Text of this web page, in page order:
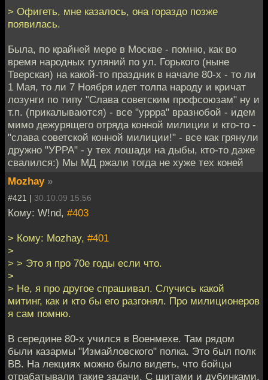
> Офигеть, мне казалось, она гораздо позже
появилась.
Была, по крайней мере в Москве - помню, как во
время народных гуляний по ул. Горького (ныне
Тверская) на какой-то праздник в начале 80-х - то ли
1 Мая, то ли 7 Ноября идет толпа народу и кричат
лозунги по типу "Слава советским профсоюзам" ну и
т.п. (прикалываются) - все "уррра" вразнобой - идем
мимо дежурящего отряда конной милиции и кто-то -
"слава советской конной милиции!" - все как грянули
дружно "УРРА" - у тех лошади на дыбы, кто-то даже
свалился:) Мы МД ржали тогда не хуже тех коней
Mozhay »
#421 | 30.10.09 15:56
Кому: W!nd, #403
> Кому: Mozhay, #401
>
> > Это я про 70е годы если что.
>
> Не, я про другое спрашивал. Случись какой
митинг, как и кто бы его разгонял. Про милиционеров
я сам помню.
В середине 80-х учился в Военмехе. Там рядом
были казармы "Измайловского" полка. Это был полк
ВВ. На лекциях можно было видеть, что бойцы
отрабатывали такие задачи. С щитами и дубинками.